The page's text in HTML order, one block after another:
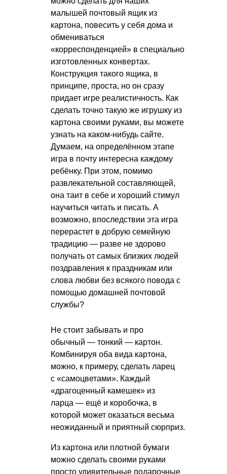
малышей почтовый ящик из
картона, повесить у себя дома и
обмениваться
«корреспонденцией» в специально
изготовленных конвертах.
Конструкция такого ящика, в
принципе, проста, но он сразу
придает игре реалистичность. Как
сделать точно такую же игрушку из
картона своими руками, вы можете
узнать на каком-нибудь сайте.
Думаем, на определённом этапе
игра в почту интересна каждому
ребёнку. При этом, помимо
развлекательной составляющей,
она таит в себе и хороший стимул
научиться читать и писать. А
возможно, впоследствии эта игра
перерастет в добрую семейную
традицию — разве не здорово
получать от самых близких людей
поздравления к праздникам или
слова любви без всякого повода с
помощью домашней почтовой
службы?
Не стоит забывать и про
обычный — тонкий — картон.
Комбинируя оба вида картона,
можно, к примеру, сделать ларец
с «самоцветами». Каждый
«драгоценный камешек» из
ларца — ещё и коробочка, в
которой может оказаться весьма
неожиданный и приятный сюрприз.
Из картона или плотной бумаги
можно сделать своими руками
просто удивительные подарочные